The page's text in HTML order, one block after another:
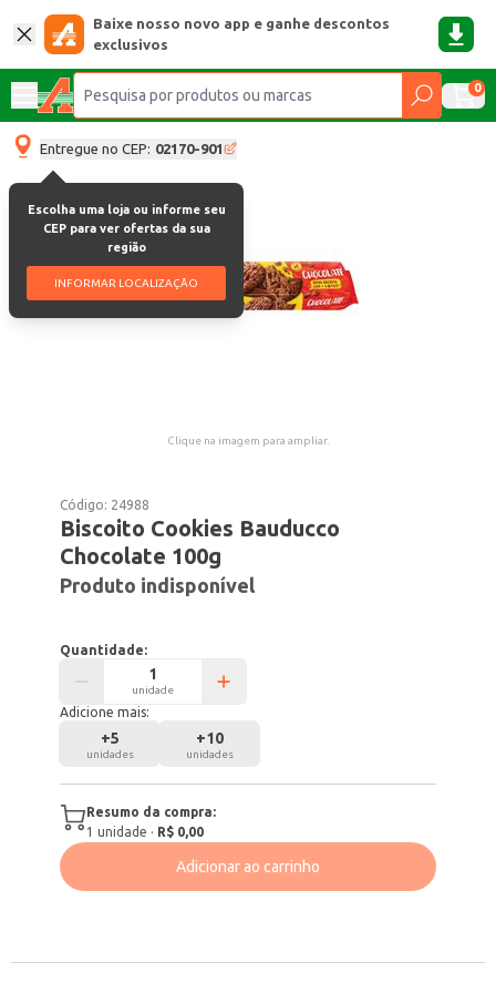
Baixe nosso novo app e ganhe descontos
exclusivos
0
Entregue no CEP: 02170-901
Escolha uma loja ou informe seu
CEP para ver ofertas da sua
região
INFORMAR LOCALIZAÇÃO
Clique na imagem para ampliar.
Código: 24988
Biscoito Cookies Bauducco
Chocolate 100g
Produto indisponível
Quantidade:
unidade
Adicione mais:
+5
unidades
+10
unidades
Resumo da compra:
1 unidade · R$ 0,00
Adicionar ao carrinho